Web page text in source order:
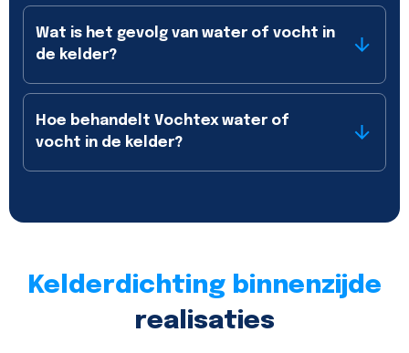
Wat is het gevolg van water of vocht in
de kelder?
Hoe behandelt Vochtex water of
vocht in de kelder?
Kelderdichting binnenzijde
realisaties